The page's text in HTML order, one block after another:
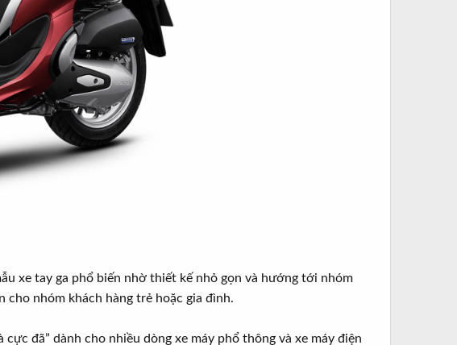
xe tay ga phổ biến nhờ thiết kế nhỏ gọn và hướng tới nhóm
cho nhóm khách hàng trẻ hoặc gia đình.
đã” dành cho nhiều dòng xe máy phổ thông và xe máy điện